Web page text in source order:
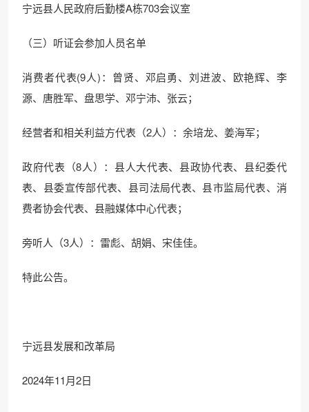
宁远县人民政府后勤楼A栋703会议室
（三）听证会参加人员名单
消费者代表(9人)：曾贤、邓启勇、刘进波、欧艳辉、李
源、唐胜军、盘思学、邓宁沛、张云；
经营者和相关利益方代表（2人）：余培龙、姜海军；
政府代表（8人）：县人大代表、县政协代表、县纪委代
表、县委宣传部代表、县司法局代表、县市监局代表、消
费者协会代表、县融媒体中心代表；
旁听人（3人）：雷彪、胡娟、宋佳佳。
特此公告。
宁远县发展和改革局
2024年11月2日